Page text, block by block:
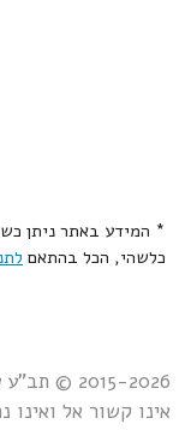
* המידע באתר ניתן
כלשהי, הכל בהתאם
2015-
אינו קשור אל